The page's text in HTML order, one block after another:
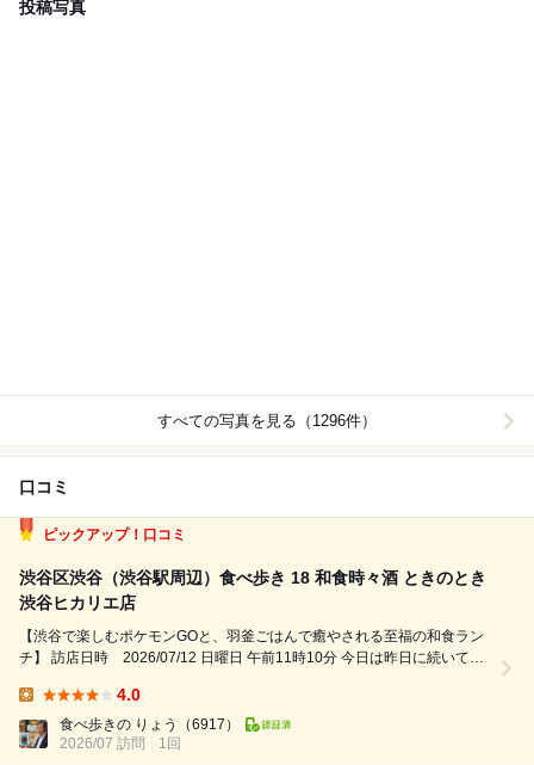
投稿写真
すべての写真を見る（1296件）
口コミ
ピックアップ！口コミ
渋谷区渋谷（渋谷駅周辺）食べ歩き 18 和食時々酒 ときのとき
渋谷ヒカリエ店
【渋谷で楽しむポケモンGOと、羽釜ごはんで癒やされる至福の和食ラン
チ】 訪店日時 2026/07/12 日曜日 午前11時10分 今日は昨日に続いて
グローバル」昨日は東急田園都市線たまプラーザ駅周辺で楽し...
4.0
食べ歩きの りょう
（6917）
2026/07 訪問
1回